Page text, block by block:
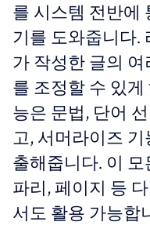
를 시스템 전반에
기를 도와줍니다.
가 작성한 글의
를 조정할 수 있
능은 문법, 단어
고, 서머라이즈
출해줍니다. 이
파리, 페이지 등
서도 활용 가능합